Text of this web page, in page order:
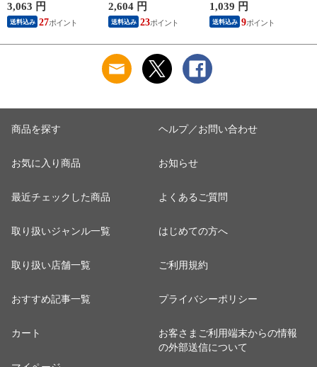
3,063 円
送料込み 27
2,604 円
送料込み 23
1,039 円
送料込み 9
商品を探す
お気に入り商品
最近チェックした商品
取り扱いジャンル一覧
取り扱い店舗一覧
おすすめ記事一覧
カート
ヘルプ／お問い合わせ
お知らせ
よくあるご質問
はじめての方へ
ご利用規約
プライバシーポリシー
お客さまご利用端末からの情報
の外部送信について